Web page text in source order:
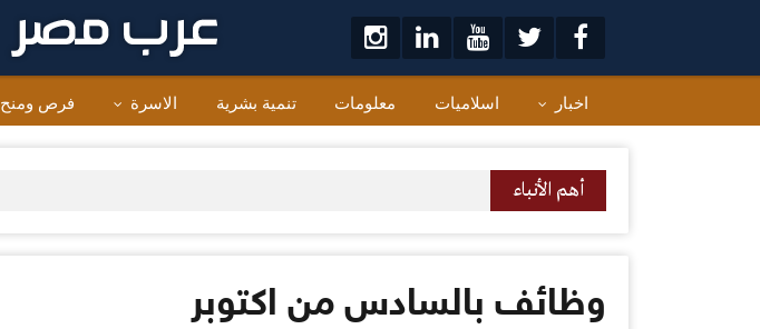
اخبار اسلاميات معلومات تنمية بشرية الاسرة فرص ومنح
أهم الأنباء
وظائف بالسادس من اكتوبر